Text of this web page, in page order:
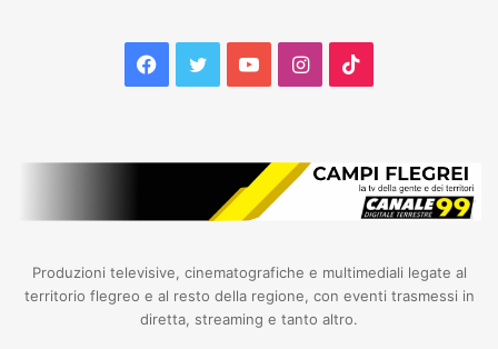
Facebook
TwitterYouTubeInstagram
Produzioni televisive, cinematografiche e multimediali legate al
territorio flegreo e al resto della regione, con eventi trasmessi in
diretta, streaming e tanto altro.